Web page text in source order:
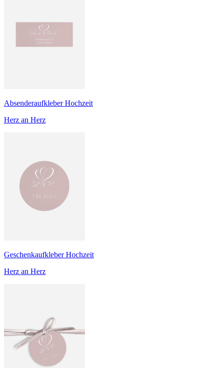
Absenderaufkleber Hochzeit
Herz an Herz
Geschenkaufkleber Hochzeit
Herz an Herz